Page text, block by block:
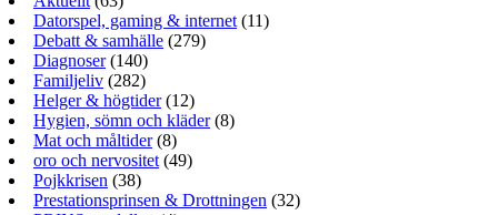
Datorspel, gaming & internet (11)
Debatt & samhälle (279)
Diagnoser(140)
Familjeliv (282)
Helger & högtider(12)
Hygien, sömn och kläder(8)
Mat och måltider(8)
oro och nervositet (49)
Pojkkrisen (38)
Prestationsprinsen & Drottningen (32)